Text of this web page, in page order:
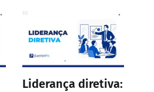
Liderança diretiva: